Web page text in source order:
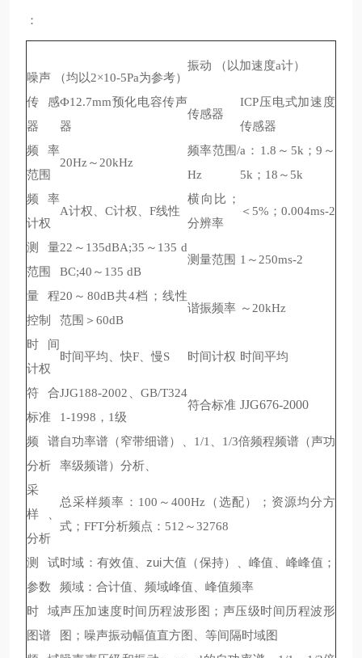
：
噪声 （均以2×10-5Pa为参考）
振动 （ 以加速度a计）
传感
器
Ф12.7mm预化电容传声
器
传感器
ICP压电式加速度
传感器
频率
范围
20Hz～ 20kHz
频率范围/
Hz
a ： 1.8 ～ 5k ； 9 ～
5k ； 18 ～ 5k
频率
计权
A计权、 C计权、 F线性
横向比；
分辨率
＜ 5% ； 0.004ms-2
测量
范围
22 ～ 135dBA;35 ～ 135 d
BC;40 ～ 135 dB
测量范围 1 ～ 250ms-2
量程
控制
20 ～ 80dB共4档；线性
范围＞ 60dB
谐振频率 ～ 20kHz
时间
计权
时间平均、快F 、慢S 时间计权 时间平均
符合
标准
JJG188-2002
GB/T324
1-1998 ， 1级
符合标准 JJG676-2000
频谱
分析
自功率谱 （窄带细谱） 1/1 1/3倍频程频谱 （声功
率级频谱） 分析、
采
样、
分析
总采样频率： 100 ～ 400Hz（选配）
；资源均分方
式； FFT分析频点： 512 ～32768
测试
参数
时域：有效值、zui大值 （保持）
、峰值、峰峰值；
频域：合计值、频域峰值、峰值频率
时域
图谱
声压加速度时间历程波形图；声压级时间历程波形
图；噪声振动幅值直方图、等间隔时域图